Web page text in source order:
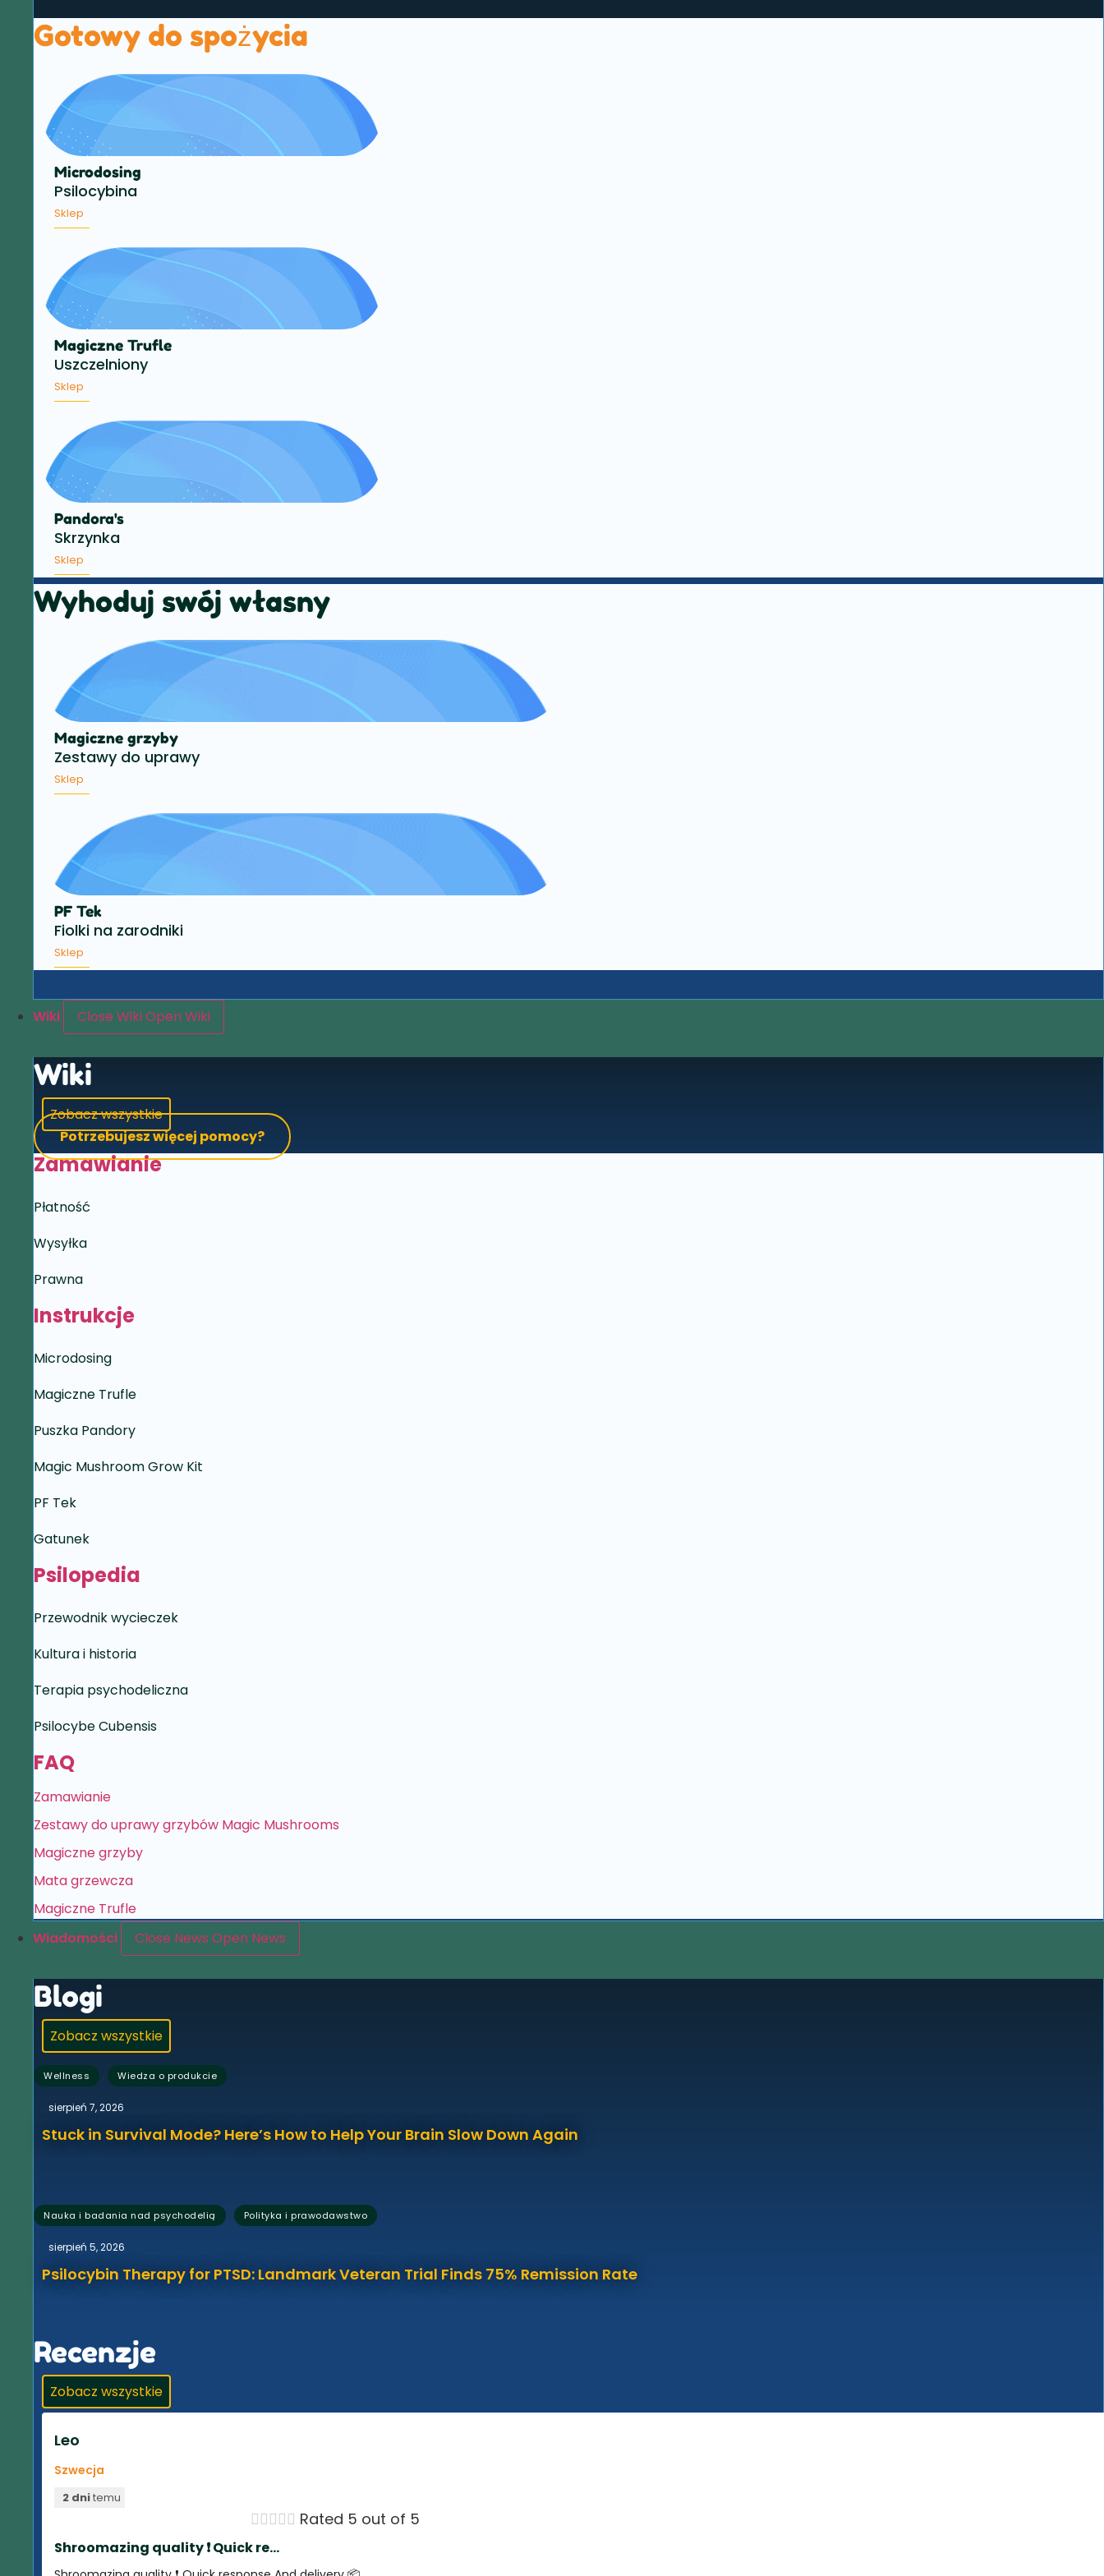
Gotowy do spożycia
Microdosing
Psilocybina
Sklep
Magiczne Trufle
Uszczelniony
Sklep
Pandora's
Skrzynka
Sklep
Wyhoduj swój własny
Magiczne grzyby
Zestawy do uprawy
Sklep
PF Tek
Fiolki na zarodniki
Sklep
Wiki Close WikiOpen Wiki
Wiki
Zobacz wszystkie
Potrzebujesz więcej pomocy?
Zamawianie
Płatność
Wysyłka
Prawna
Instrukcje
Microdosing
Magiczne Trufle
Puszka Pandory
Magic Mushroom Grow Kit
PF Tek
Gatunek
Psilopedia
Przewodnik wycieczek
Kultura i historia
Terapia psychodeliczna
Psilocybe Cubensis
FAQ
Zamawianie
Zestawy do uprawy grzybów Magic Mushrooms
Magiczne grzyby
Mata grzewcza
Magiczne Trufle
Wiadomości
Close News Open News
Blogi
Zobacz wszystkie
Wellness , Wiedza o produkcie
sierpień 7, 2026
Stuck in Survival Mode? Here’s How to Help Your Brain Slow Down Again
Nauka i badania nad psychodelią , Polityka i prawodawstwo
sierpień 5, 2026
Psilocybin Therapy for PTSD: Landmark Veteran Trial Finds 75% Remission Rate
Recenzje
Zobacz wszystkie
Leo
Szwecja
2 dnitemu
 Rated 5 out of 5
Shroomazing quality ❗️ Quick re...